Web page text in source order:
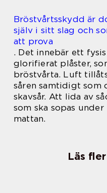
Bröstvårtsskydd är
själv i sitt slag och
att prova
. Det innebär ett
glorifierat plåster,
bröstvårta. Luft
såren samtidigt som
skavsår. Att lida av
som ska sopas under
mattan.
Läs